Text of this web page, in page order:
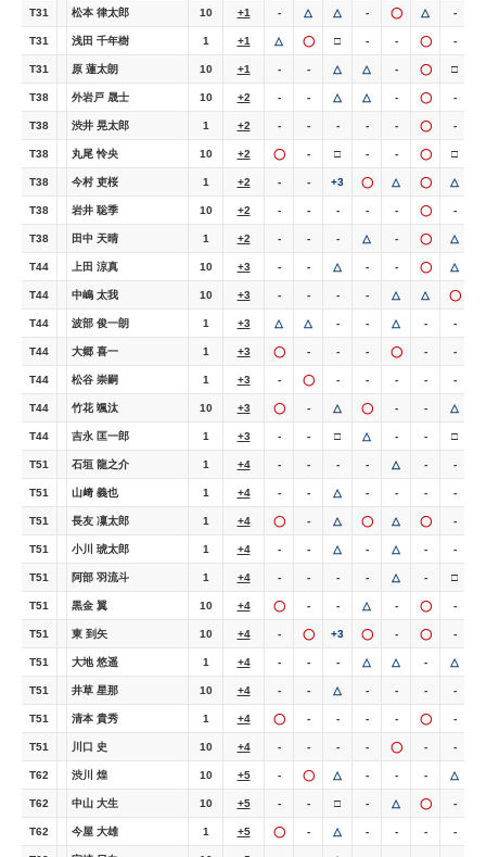
T31 松本 律太郎 10 +1 - △ △ - ◯ △ -
T31 浅田 千年樹 1 +1 △ ◯ □ - - ◯ -
T31 原 蓮太朗 10 +1 - - △ △ - ◯ □
T38 外岩戸 晟士 10 +2 - - △ △ - ◯ -
T38 渋井 晃太郎 1 +2 - - - - - ◯ -
T38 丸尾 怜央 10 +2 ◯ - □ - - ◯ □
T38 今村 吏桜 1 +2 - - +3 ◯ △ ◯ △
T38 岩井 聡季 10 +2 - - - - - ◯ -
T38 田中 天晴 1 +2 - - - △ - ◯ △
T44 上田 涼真 10 +3 - - △ - - ◯ △
T44 中嶋 太我 10 +3 - - - - △ △ ◯
T44 波部 俊一朗 1 +3 △ △ - - △ - -
T44 大郷 喜一 1 +3 ◯ - - - ◯ - -
T44 松谷 崇嗣 1 +3 - ◯ - - - - -
T44 竹花 颯汰 10 +3 ◯ - △ ◯ - - △
T44 吉永 匡一郎 1 +3 - - □ △ - - □
T51 石垣 龍之介 1 +4 - - - - △ - -
T51 山﨑 義也 1 +4 - - △ - - - -
T51 長友 凜太郎 1 +4 ◯ - △ ◯ △ ◯ -
T51 小川 琥太郎 1 +4 - - △ - △ - -
T51 阿部 羽流斗 1 +4 - - - - △ - □
T51 黒金 翼 10 +4 ◯ - - △ - ◯ -
T51 東 到矢 10 +4 - ◯ +3 ◯ - ◯ -
T51 大地 悠遥 1 +4 - - - △ △ - △
T51 井草 星那 10 +4 - - △ - - - -
T51 清本 貴秀 1 +4 ◯ - - - - ◯ -
T51 川口 史 10 +4 - - - - ◯ - -
T62 渋川 煌 10 +5 - ◯ △ - - - △
T62 中山 大生 10 +5 - - □ - △ ◯ -
T62 今屋 大雄 1 +5 ◯ - △ - - - -